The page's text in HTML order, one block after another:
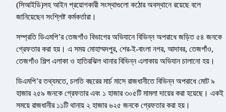
(সিআইডি)সহ আইন প্রয়োগকারী সংস্থাগুলো কঠোর অবস্থানে রয়েছে বলে
জানিয়েছেন সংশ্লিষ্ট কর্মকর্তারা।
সম্প্রতি ডিএমপি’র তেজগাঁও বিভাগের অভিযানে বিভিন্ন অপরাধে জড়িত ৫৪ জনকে
গ্রেফতার করা হয়। এ সময় মোহাম্মদপুর, শের-ই-বাংলা নগর, আদাবর, তেজগাঁও,
তেজগাঁও শিল্প এলাকা ও হাতিরঝিল থানার বিভিন্ন এলাকায় অভিযান চালানো হয়।
ডিএমপি’র তথ্যমতে, চলতি বছরের মার্চ মাসে রাজধানীতে বিভিন্ন অপরাধে মোট ৯
হাজার ২৫৯ জনকে গ্রেফতার এবং ১ হাজার ৩০৫টি মামলা দায়ের করা হয়েছে। একই
সময়ে রাজধানীর ১১টি থানায় ২ হাজার ৬২৫ জনকে গ্রেফতার করা হয়।